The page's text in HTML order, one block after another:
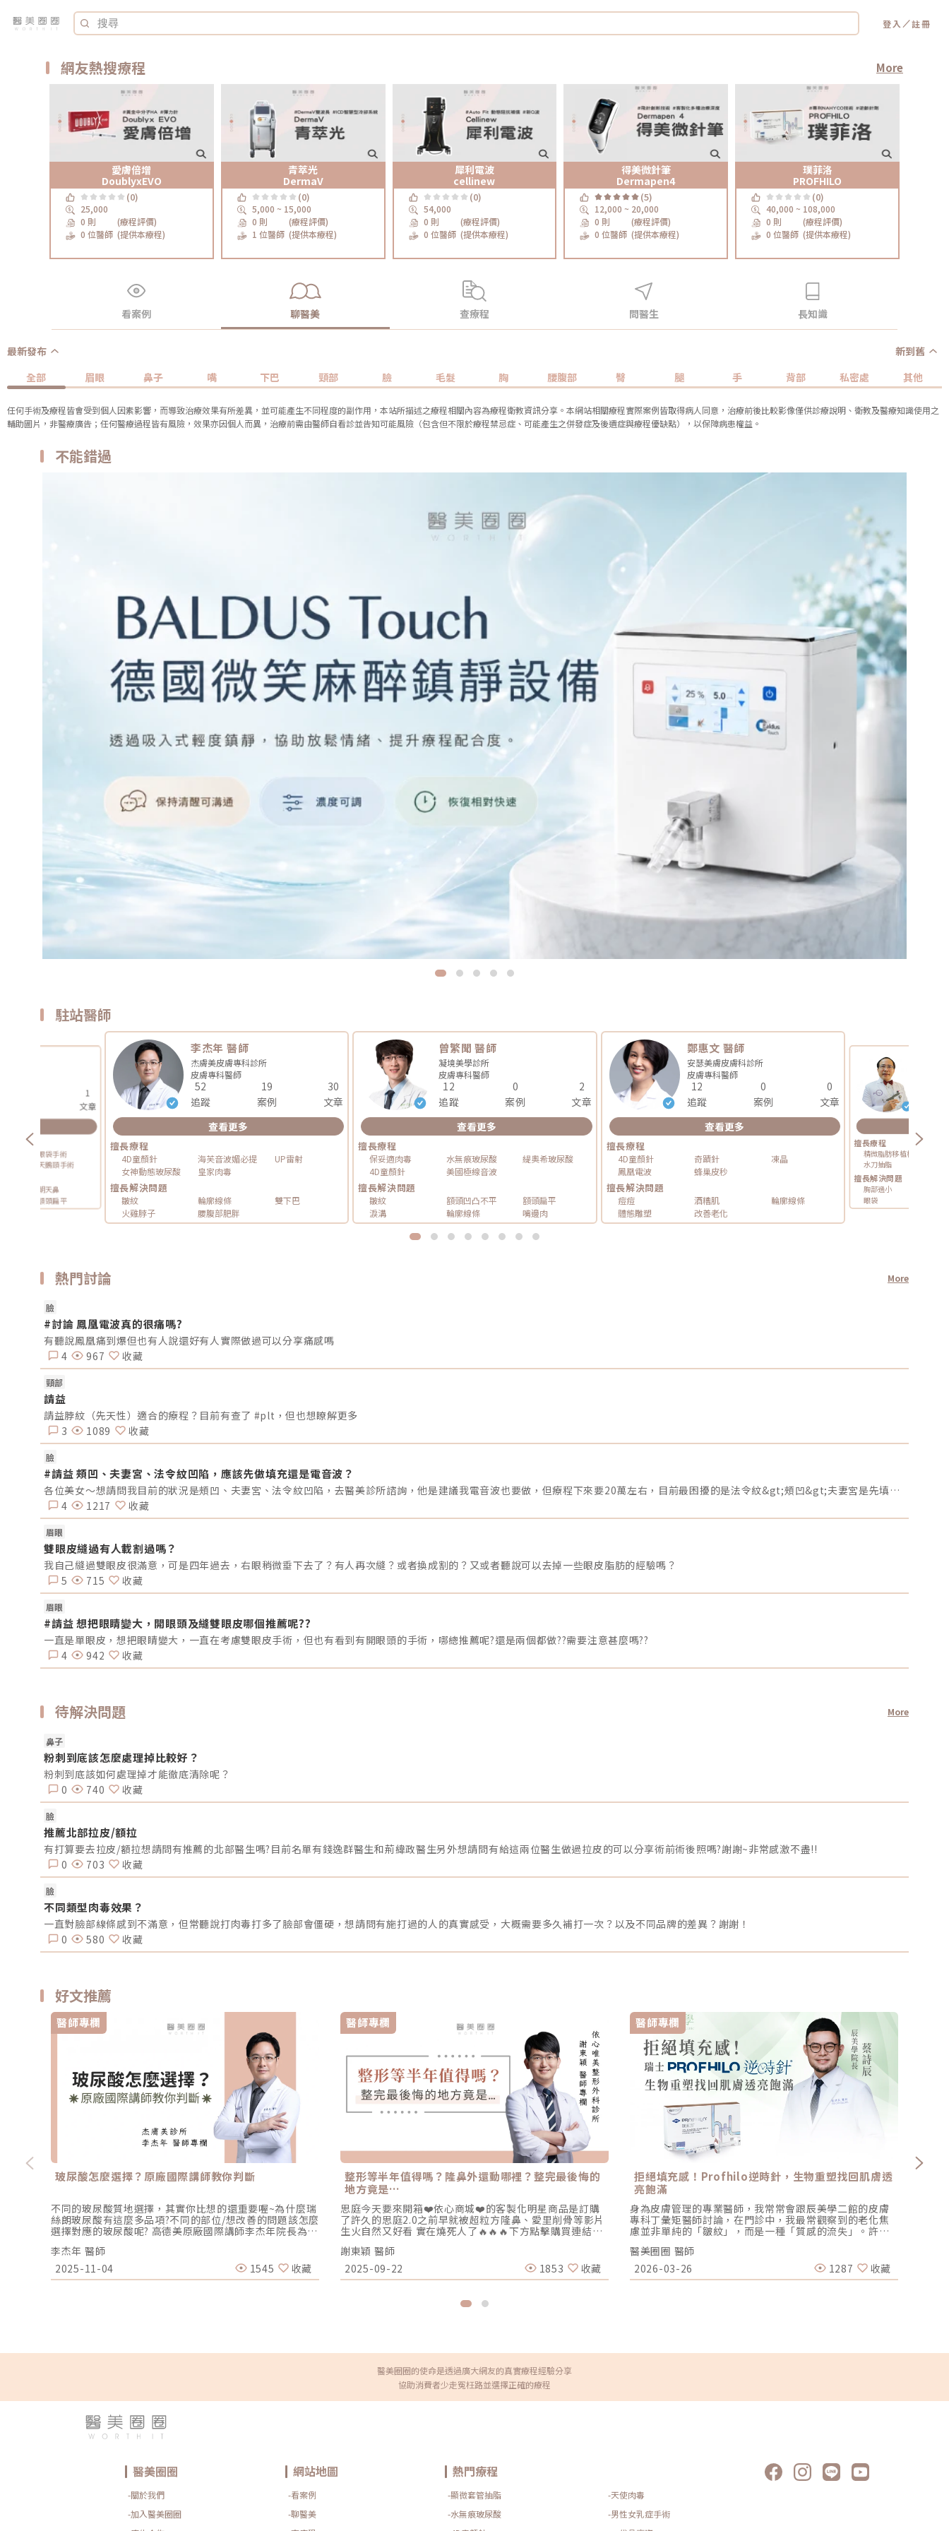
登入 ／註冊
網友熱搜療程 More
愛膚倍增
DoublyxEVO
(0)
25,000
0 則
(療程評價)
0 位醫師 (提供本療程)
青萃光
DermaV
(0)
5,000 ~ 15,000
0 則
(療程評價)
1 位醫師 (提供本療程)
犀利電波
cellinew
(0)
54,000
0 則
(療程評價)
0 位醫師 (提供本療程)
得美微針筆
Dermapen4
(5)
12,000 ~ 20,000
0 則
(療程評價)
0 位醫師 (提供本療程)
璞菲洛
PROFHILO
(0)
40,000 ~ 108,000
0 則
(療程評價)
0 位醫師 (提供本療程)
看案例 聊醫美 查療程 問醫生 長知識
最新發布
新到舊
全部
眉眼 鼻子 嘴 下巴 頸部 臉 毛髮 胸 腰腹部 臀 腿 手 背部 私密處 其他
任何手術及療程皆會受到個人因素影響，而導致治療效果有所差異，並可能產生不同程度的副作用，本站所描述之療程相關內容為療程衛教資訊分享。本網站相關療程實際案例皆取得病人同意，治療前後比較影像僅供診療說明、衛教及醫療知識使用之
輔助圖片，非醫療廣告；任何醫療過程皆有風險，效果亦因個人而異，治療前需由醫師自看診並告知可能風險（包含但不限於療程禁忌症、可能產生之併發症及後遺症與療程優缺點），以保障病患權益。
不能錯過
駐站醫師
1
文章
眼袋手術
天鵝頸手術
朝天鼻
額頭扁平
李杰年 醫師
杰膚美皮膚專科診所
皮膚專科醫師
52
追蹤
19
案例
30
文章
查看更多
擅長療程
4D童顏針 海芙音波媚必提
UP雷射
女神動態玻尿酸
皇家肉毒
擅長解決問題
皺紋 輪廓線條
雙下巴
火雞脖子
腰腹部肥胖
曾繁聞 醫師
凝境美學診所
皮膚專科醫師
12
追蹤
0
案例
2
文章
查看更多
擅長療程
保妥適肉毒 水無痕玻尿酸
緹奧希玻尿酸
4D童顏針
美國極線音波
擅長解決問題
皺紋 額頭凹凸不平
額頭扁平
淚溝
輪廓線條 嘴邊肉
鄭惠文 醫師
安瑟美膚皮膚科診所
皮膚專科醫師
12
追蹤
0
案例
0
文章
查看更多
擅長療程
4D童顏針 奇蹟針
凍晶
鳳凰電波
蜂巢皮秒
擅長解決問題
痘痘 酒糟肌
輪廓線條
體態雕塑
改善老化
擅長療程
精微脂肪移植槍
水刀抽脂
擅長解決問題
胸部過小
眼袋
熱門討論 More
臉
#討論 鳳凰電波真的很痛嗎?
有聽說鳳凰痛到爆但也有人說還好有人實際做過可以分享痛感嗎
4
967 收藏
頸部
請益
請益脖紋（先天性）適合的療程？目前有查了 #plt，但也想瞭解更多
3
1089 收藏
臉
#請益 頰凹、夫妻宮、法令紋凹陷，應該先做填充還是電音波？
各位美女～想請問我目前的狀況是頰凹、夫妻宮、法令紋凹陷，去醫美診所諮詢，他是建議我電音波也要做，但療程下來要20萬左右，目前最困擾的是法令紋&gt;頰凹&gt;夫妻宮是先填充完再打電波嗎？還是先打電波再填充呢～～Â
4
1217 收藏
眉眼
雙眼皮縫過有人載割過嗎？
我自己縫過雙眼皮很滿意，可是四年過去，右眼稍微垂下去了？有人再次縫？或者換成割的？又或者聽說可以去掉一些眼皮脂肪的經驗嗎？
5
715 收藏
眉眼
#請益 想把眼睛變大，開眼頭及縫雙眼皮哪個推薦呢??
一直是單眼皮，想把眼睛變大，一直在考慮雙眼皮手術，但也有看到有開眼頭的手術，哪總推薦呢?還是兩個都做??需要注意甚麼嗎??
4
942 收藏
待解決問題 More
鼻子
粉刺到底該怎麼處理掉比較好？
粉刺到底該如何處理掉才能徹底清除呢？
0
740 收藏
臉
推薦北部拉皮/額拉
有打算要去拉皮/額拉想請問有推薦的北部醫生嗎?目前名單有錢逸群醫生和荊緯政醫生另外想請問有給這兩位醫生做過拉皮的可以分享術前術後照嗎?謝謝~非常感激不盡!!
0
703 收藏
臉
不同類型肉毒效果？
一直對臉部線條感到不滿意，但常聽說打肉毒打多了臉部會僵硬，想請問有施打過的人的真實感受，大概需要多久補打一次？以及不同品牌的差異？謝謝！
0
580 收藏
好文推薦
醫師專欄
玻尿酸怎麼選擇？原廠國際講師教你判斷
不同的玻尿酸質地選擇，其實你比想的還重要喔~為什麼瑞
絲朗玻尿酸有這麼多品項?不同的部位/想改善的問題該怎麼
選擇對應的玻尿酸呢? 高德美原廠國際講師李杰年院長為你
酸的療程歡迎LINE@杰膚美診所:
https://page.line.me/xhc2941b重點摘要：00:11 玻尿
酸作用介紹00:47 玻尿酸分為三大類型02:09 迷思一、玻尿
https://reurl.cc/Mzk0nm杰膚美診所地址：104台北市
李杰年 醫師
2025-11-04
1545 收藏
醫師專欄
整形等半年值得嗎？隆鼻外還動哪裡？整完最後悔的
地方竟是…
思庭今天要來開箱❤️依心商城❤️的客製化明星商品是訂購
了許久的思庭2.0之前早就被超粒方隆鼻、愛里削骨等影片
生火自然又好看 實在燒死人了🔥🔥🔥下方點擊購買連結
心等候回覆 )思庭大改造方案內容物💁‍♀️五爪前額拉提*1👃
結構式隆鼻*1 (加購縮鼻翼、敲鼻骨、貴族手術)👄微笑嘴
角*1 (加購嘴邊肉拉提)重點摘要：00:00 搶先看⚡⚡01:43
02:36 中臉隆鼻分析 : 結構式隆鼻合併貴族手術03:58 下臉
唇巴分析 : 微笑嘴角+嘴扁肉拉提04:43 華麗買家秀05:25
（02）2345-6777官方網站｜
https://www.followheart.com.tw/官方諮詢｜
https://follow-heart.com/line臉書粉專｜
https://follow-heart.com/case_fbIG追起來｜
https://follow-heart.com/case_igWeChat ID｜
謝東穎 醫師
2025-09-22
1853 收藏
醫師專欄
拒絕填充感！Profhilo逆時針，生物重塑找回肌膚透
亮飽滿
身為皮膚管理的專業醫師，我常常會跟辰美學二館的皮膚
專科丁彙矩醫師討論，在門診中，我最常觀察到的老化焦
慮並非單純的「皺紋」，而是一種「質感的流失」。許多
女性客戶來到辰美學，指著鏡中的自己說：「蔡醫師，我
不想變臉，我也不想把臉填得像氣球一樣腫，但我就是覺
得臉變垂了、乾了，看起來很累。」這種「累感」，往往
來自於肌膚真皮層結構的崩解。過去我們習慣用玻尿酸去
肌膚的年輕度由真皮層的三大支柱決定：水份、膠原蛋白
彈、維持組織張力的關鍵，其實是彈力蛋白。彈力蛋白就
過度施打，容易造成面部僵硬或「醫美臉」。而 Profhilo
逆時針的誕生，是為了從細胞底層進行「修復與重塑」，
讓皮膚自己找回年輕時的彈性。二、 Profhilo 逆時針的科
學核心：NAHYCO™ 專利技術Profhilo逆時針來自瑞士著
名的 IBSA 製藥集團。身為專業醫師，我非常看重產品的
醫美圈圈 醫師
2026-03-26
1287 收藏
塑大
醫美圈圈的使命是透過廣大網友的真實療程經驗分享
協助消費者少走冤枉路並選擇正確的療程
醫美圈圈
-關於我們
-加入醫美圈圈
網站地圖
-看案例
-聊醫美
熱門療程
-顯微套管抽脂
-天使肉毒
-水無痕玻尿酸
-男性女乳症手術